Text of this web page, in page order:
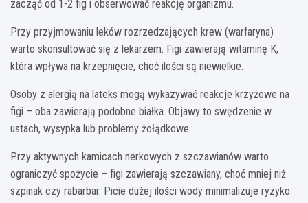
zacząć od 1-2 fig i obserwować reakcję organizmu.
Przy przyjmowaniu leków rozrzedzających krew (warfaryna)
warto skonsultować się z lekarzem. Figi zawierają witaminę K,
która wpływa na krzepnięcie, choć ilości są niewielkie.
Osoby z alergią na lateks mogą wykazywać reakcje krzyżowe na
figi – oba zawierają podobne białka. Objawy to swędzenie w
ustach, wysypka lub problemy żołądkowe.
Przy aktywnych kamicach nerkowych z szczawianów warto
ograniczyć spożycie – figi zawierają szczawiany, choć mniej niż
szpinak czy rabarbar. Picie dużej ilości wody minimalizuje ryzyko.